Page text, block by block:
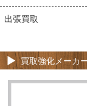
出張買取
買取強化メーカ